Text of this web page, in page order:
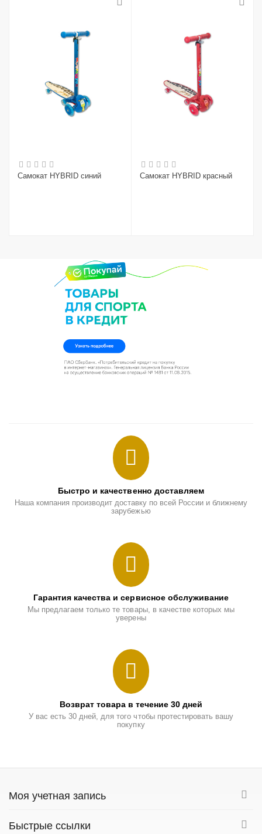
Самокат HYBRID синий Самокат HYBRID красный
Быстро и качественно доставляем
Наша компания производит доставку по всей России и ближнему
зарубежью
Гарантия качества и сервисное обслуживание
Мы предлагаем только те товары, в качестве которых мы
уверены
Возврат товара в течение 30 дней
У вас есть 30 дней, для того чтобы протестировать вашу
покупку
Моя учетная запись
Быстрые ссылки